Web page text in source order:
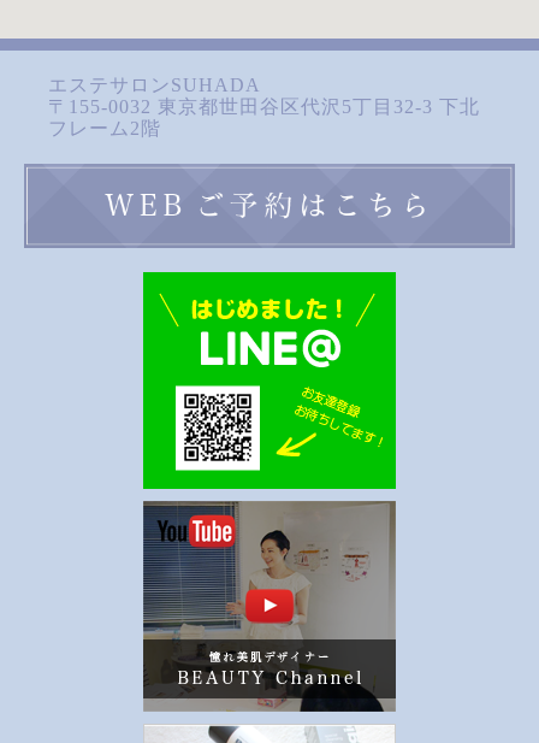
エステサロンSUHADA
〒155-0032 東京都世田谷区代沢5丁目32-3 下北
フレーム2階